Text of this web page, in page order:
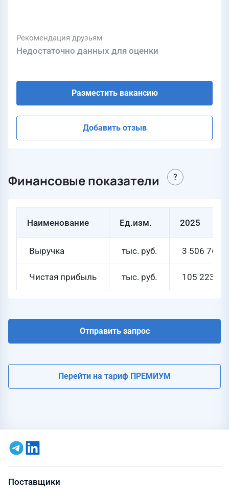
Рекомендация друзьям
Недостаточно данных для оценки
Разместить вакансию
Добавить отзыв
Финансовые показатели
Наименование Ед.изм. 2025
Выручка тыс. руб. 3 506 763
Чистая прибыль тыс. руб. 105 223
Отправить запрос
Перейти на тариф ПРЕМИУМ
Поставщики